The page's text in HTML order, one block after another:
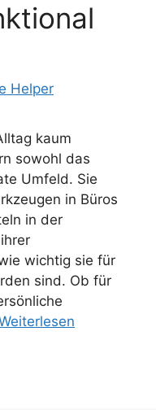
Helper
kaum
sowohl das
Umfeld. Sie
in Büros
in der
wichtig sie für
sind. Ob für